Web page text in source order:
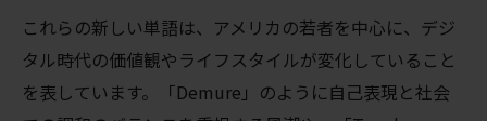
これらの新しい単語は、アメリカの若者を中心に、デジ
タル時代の価値観やライフスタイルが変化していること
を表しています。「Demure」のように自己表現と社会